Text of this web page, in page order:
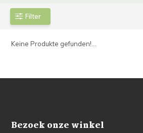
Filter
Keine Produkte gefunden!...
Bezoek onze winkel